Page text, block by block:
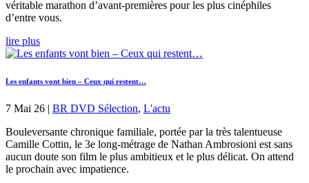
véritable marathon d’avant-premières pour les plus cinéphiles
d’entre vous.
lire plus
Les enfants vont bien – Ceux qui restent…
7 Mai 26 | BR DVD Sélection, L'actu
Bouleversante chronique familiale, portée par la très talentueuse
Camille Cottin, le 3e long-métrage de Nathan Ambrosioni est sans
aucun doute son film le plus ambitieux et le plus délicat. On attend
le prochain avec impatience.